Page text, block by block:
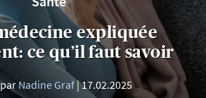
expliquée
ce qu’il faut savoir
Nadine Graf 17.02.2025